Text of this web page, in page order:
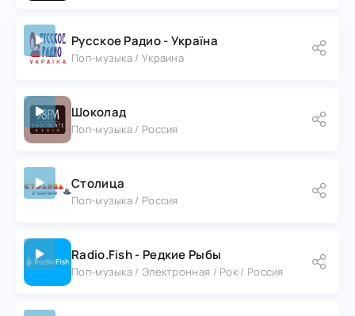
Русское Радио - Україна
Поп-музыка / Украина
Шоколад
Поп-музыка / Россия
Столица
Поп-музыка / Россия
Radio.Fish - Редкие Рыбы
Поп-музыка / Электронная / Рок / Россия